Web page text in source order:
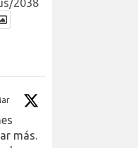
2038
más.